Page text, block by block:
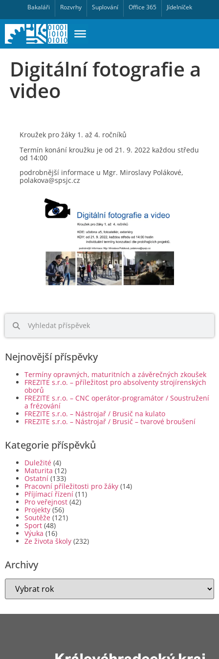
Bakaláři Rozvrhy Suplování Office 365 Jídelníček
Nejnovější příspěvky
Termíny opravných, maturitních a závěrečných zkoušek
FREZITE s.r.o. – příležitost pro absolventy strojírenských
oborů
FREZITE s.r.o. – CNC operátor-programátor / Soustružení
a frézování
FREZITE s.r.o. – Nástrojař / Brusič na kulato
FREZITE s.r.o. – Nástrojař / Brusič – tvarové broušení
Kategorie příspěvků
Duležité (4)
Maturita (12)
Ostatní (133)
Pracovní příležitosti pro žáky (14)
Příjímací řízení (11)
Pro veřejnost (42)
Projekty (56)
Soutěže (121)
Sport (48)
Výuka (16)
Ze života školy (232)
Archivy
Digitální fotografie a
video
Kroužek pro žáky 1. až 4. ročníků
Termín konání kroužku je od 21. 9. 2022 každou středu
od 14:00
podrobnější informace u Mgr. Miroslavy Polákové,
polakova@spsjc.cz